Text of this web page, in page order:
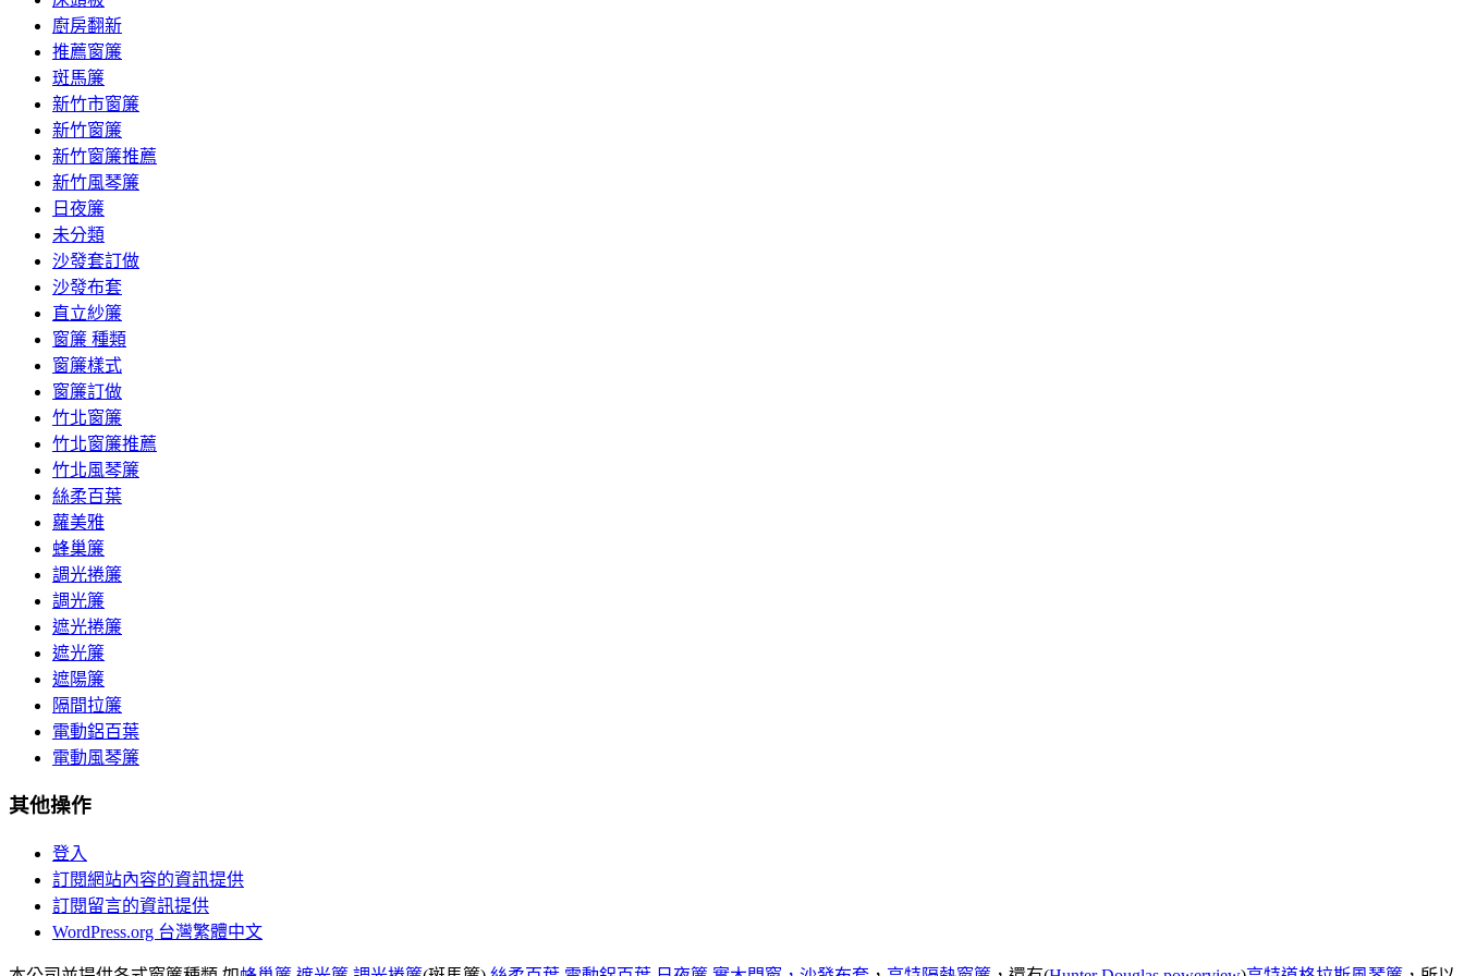
廚房翻新
推薦窗簾
斑馬簾
新竹市窗簾
新竹窗簾
新竹窗簾推薦
新竹風琴簾
日夜簾
未分類
沙發套訂做
沙發布套
直立紗簾
窗簾 種類
窗簾樣式
窗簾訂做
竹北窗簾
竹北窗簾推薦
竹北風琴簾
絲柔百葉
蘿美雅
蜂巢簾
調光捲簾
調光簾
遮光捲簾
遮光簾
遮陽簾
隔間拉簾
電動鋁百葉
電動風琴簾
其他操作
登入
訂閱網站內容的資訊提供
訂閱留言的資訊提供
WordPress.org 台灣繁體中文